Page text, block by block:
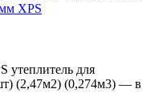
XPS